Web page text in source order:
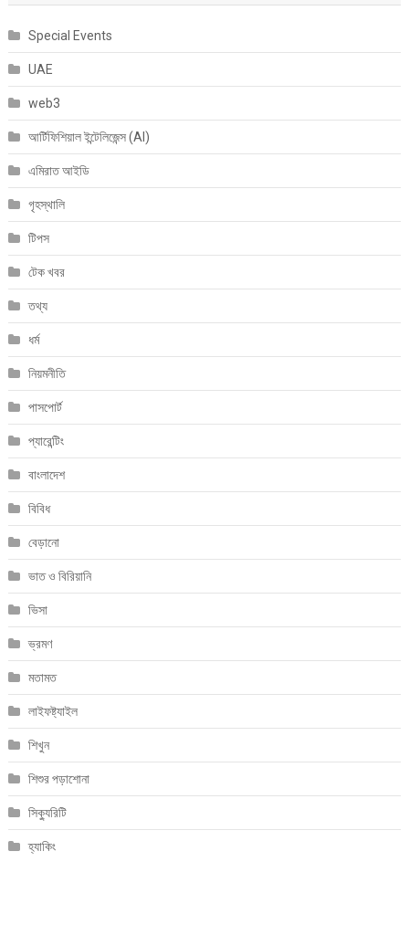
Special Events
UAE
web3
আর্টিফিশিয়াল ইন্টেলিজেন্স (AI)
এমিরাত আইডি
গৃহস্থালি
টিপস
টেক খবর
তথ্য
ধর্ম
নিয়মনীতি
পাসপোর্ট
প্যারেন্টিং
বাংলাদেশ
বিবিধ
বেড়ানো
ভাত ও বিরিয়ানি
ভিসা
ভ্রমণ
মতামত
লাইফষ্ট্যাইল
শিখুন
শিশুর পড়াশোনা
সিক্যুরিটি
হ্যাকিং